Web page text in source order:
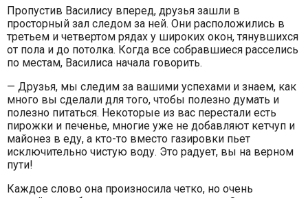
Пропустив Василису вперед, друзья зашли в
просторный зал следом за ней. Они расположились в
третьем и четвертом рядах у широких окон, тянувшихся
от пола и до потолка. Когда все собравшиеся расселись
по местам, Василиса начала говорить.
— Друзья, мы следим за вашими успехами и знаем, как
много вы сделали для того, чтобы полезно думать и
полезно питаться. Некоторые из вас перестали есть
пирожки и печенье, многие уже не добавляют кетчуп и
майонез в еду, а кто-то вместо газировки пьет
исключительно чистую воду. Это радует, вы на верном
пути!
Каждое слово она произносила четко, но очень